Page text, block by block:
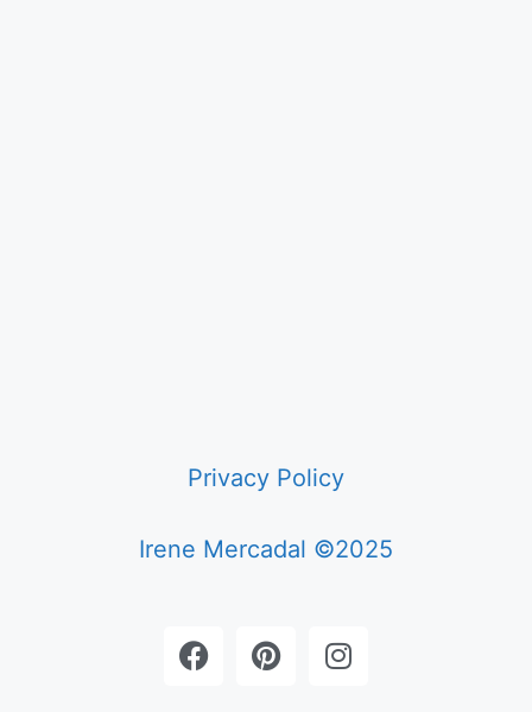
Privacy Policy
Irene Mercadal ©2025